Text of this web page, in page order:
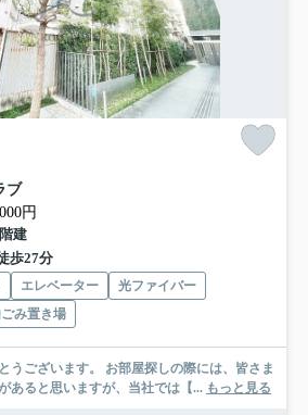
ブ
円
建
歩27分
エレベーター
光ファイバー
み置き場
部屋探しの際には、皆さま
あると思いますが、当社では【... もっと見る